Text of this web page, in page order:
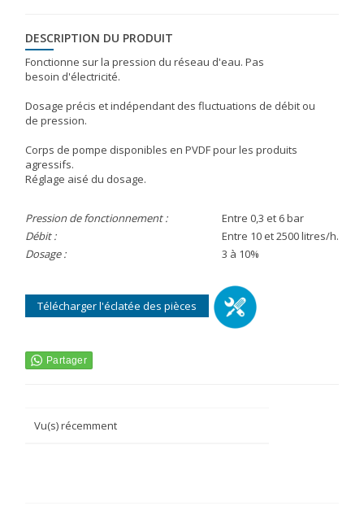
DESCRIPTION DU PRODUIT
Fonctionne sur la pression du réseau d'eau. Pas
besoin d'électricité.
Dosage précis et indépendant des fluctuations de débit ou
de pression.
Corps de pompe disponibles en PVDF pour les produits
agressifs.
Réglage aisé du dosage.
Pression de fonctionnement :
Entre 0,3 et 6 bar
Débit :
Entre 10 et 2500 litres/h.
Dosage :
3 à 10%
Télécharger l'éclatée des pièces
Vu(s) récemment